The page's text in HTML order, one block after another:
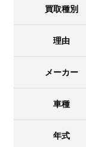
買取種別
理由
メーカー
車種
年式